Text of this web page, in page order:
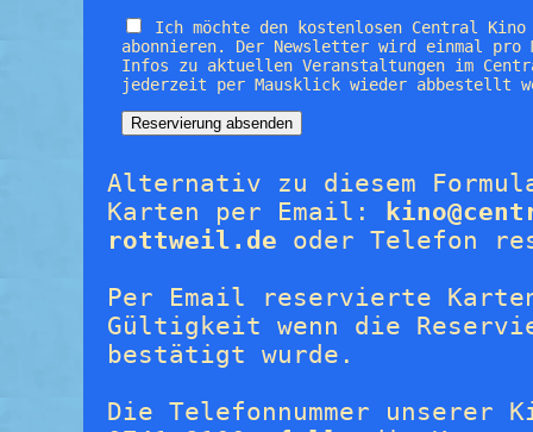
Ich möchte den kostenlosen Central
abonnieren. Der Newsletter wird einmal pro
Infos zu aktuellen Veranstaltungen im
jederzeit per Mausklick wieder abbestellt
Alternativ zu diesem
Karten per Email:
rottweil.de oder Telefon
Per Email reservierte
Gültigkeit wenn die
bestätigt wurde.
Die Telefonnummer unserer